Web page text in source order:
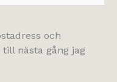
och
nästa gång jag